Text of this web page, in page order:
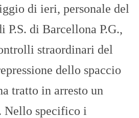
di ieri, personale del
P.S. di Barcellona P.G.,
straordinari del
dello spaccio
tratto in arresto un
Nello specifico i